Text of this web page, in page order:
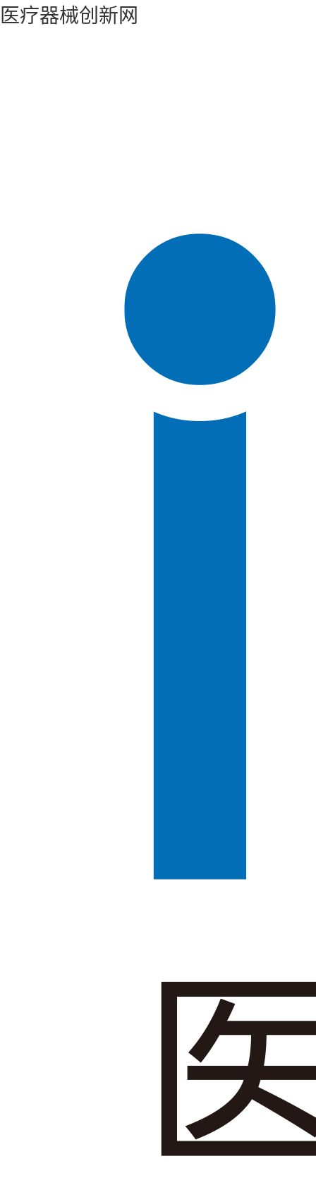
医疗器械创新网